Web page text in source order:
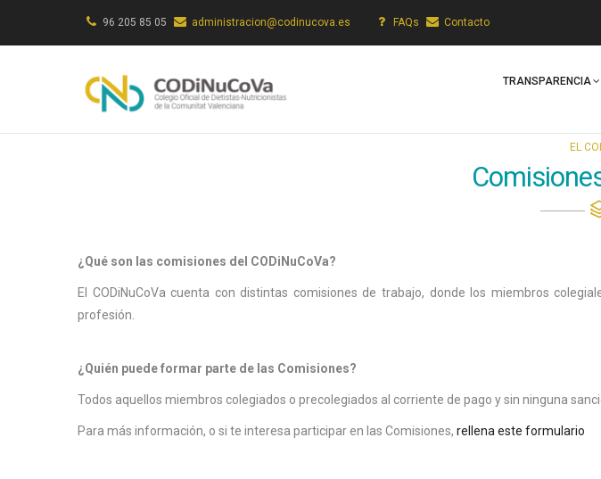
96 205 85 05 administracion@codinucova.es FAQs Contacto
Navigation
TRANSPARENCIA
EL
¿Qué son las comisiones del CODiNuCoVa?
El CODiNuCoVa cuenta con distintas comisiones de trabajo, donde los miembros
profesión.
¿Quién puede formar parte de las Comisiones?
Todos aquellos miembros colegiados o precolegiados al corriente de pago y sin ninguna
Para más información, o si te interesa participar en las Comisiones, rellena este formulario